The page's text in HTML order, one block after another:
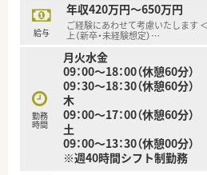
給与
年収420万円～650万円
ご経験にあわせて考慮いたします
上（新卒・未経験想定）…
勤務
時間
月火水金
09：00～18：00（休憩60分）
09：30～18：30（休憩60分）
木
09：00～17：00（休憩60分）
土
09：00～13：30（休憩00分）
※週40時間シフト制勤務